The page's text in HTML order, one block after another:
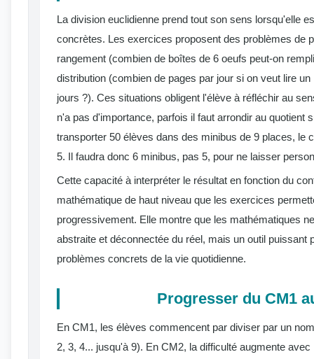
La division euclidienne prend tout son sens lorsqu'elle
concrètes. Les exercices proposent des problèmes de
rangement (combien de boîtes de 6 oeufs peut-on
distribution (combien de pages par jour si on veut lire
jours ?). Ces situations obligent l'élève à réfléchir au
n'a pas d'importance, parfois il faut arrondir au quotient
transporter 50 élèves dans des minibus de 9 places, le
5. Il faudra donc 6 minibus, pas 5, pour ne laisser
Cette capacité à interpréter le résultat en fonction du
mathématique de haut niveau que les exercices
progressivement. Elle montre que les mathématiques
abstraite et déconnectée du réel, mais un outil puissant
problèmes concrets de la vie quotidienne.
Progresser du CM1
En CM1, les élèves commencent par diviser par un
2, 3, 4... jusqu'à 9). En CM2, la difficulté augmente